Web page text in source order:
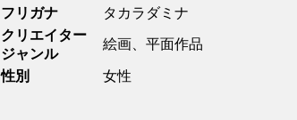
フリガナ
タカラダミナ
クリエイター
ジャンル
絵画、平面作品
性別 女性